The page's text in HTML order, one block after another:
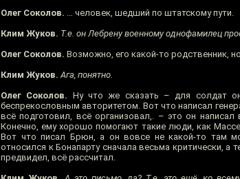
Олег Соколов. … человек, шедший по штатскому пути.
Клим Жуков. Т.е. он Лебрену военному однофамилец
Олег Соколов. Возможно, его какой-то родственник,
Клим Жуков. Ага, понятно.
Олег Соколов. Ну что же сказать – для солдат
беспрекословным авторитетом. Вот что написал
всё подготовил, всё организовал,. – это он
Конечно, ему хорошо помогают такие люди, как
Вот что писал Брюн, а он вовсе не какой-то там
относился к Бонапарту сначала весьма критически,
предвидел, всё рассчитал.